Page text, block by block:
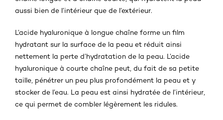
aussi bien de l’intérieur que de l’extérieur.
L’acide hyaluronique à longue chaîne forme un film
hydratant sur la surface de la peau et réduit ainsi
nettement la perte d’hydratation de la peau. L’acide
hyaluronique à courte chaîne peut, du fait de sa petite
taille, pénétrer un peu plus profondément la peau et y
stocker de l’eau. La peau est ainsi hydratée de l’intérieur,
ce qui permet de combler légèrement les ridules.